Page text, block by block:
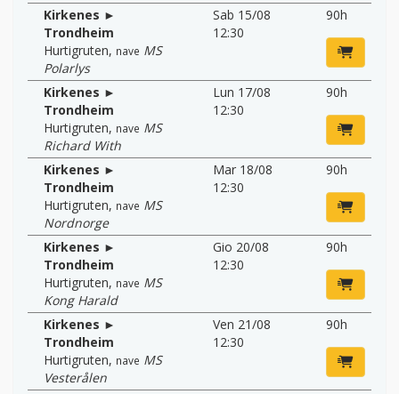
Kirkenes ►
Trondheim
Hurtigruten, nave MS
Polarlys
Sab 15/08
12:30
90h
Kirkenes ►
Trondheim
Hurtigruten, nave MS
Richard With
Lun 17/08
12:30
90h
Kirkenes ►
Trondheim
Hurtigruten, nave MS
Nordnorge
Mar 18/08
12:30
90h
Kirkenes ►
Trondheim
Hurtigruten, nave MS
Kong Harald
Gio 20/08
12:30
90h
Kirkenes ►
Trondheim
Hurtigruten, nave MS
Vesterålen
Ven 21/08
12:30
90h